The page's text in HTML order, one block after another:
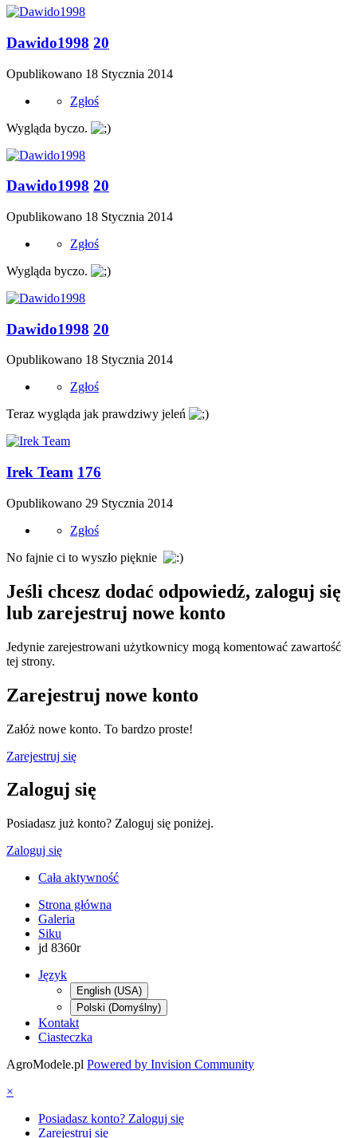
Dawido1998 20
Opublikowano 18 Stycznia 2014
Zgłoś
Wygląda byczo.
Dawido1998 20
Opublikowano 18 Stycznia 2014
Zgłoś
Wygląda byczo.
Dawido1998 20
Opublikowano 18 Stycznia 2014
Zgłoś
Teraz wygląda jak prawdziwy jeleń
Irek Team 176
Opublikowano 29 Stycznia 2014
Zgłoś
No fajnie ci to wyszło pięknie
Jeśli chcesz dodać odpowiedź, zaloguj się
lub zarejestruj nowe konto
Jedynie zarejestrowani użytkownicy mogą komentować zawartość
tej strony.
Zarejestruj nowe konto
Załóż nowe konto. To bardzo proste!
Zarejestruj się
Zaloguj się
Posiadasz już konto? Zaloguj się poniżej.
Zaloguj się
Cała aktywność
Strona główna
Galeria
Siku
jd 8360r
Język
English (USA)
Polski (Domyślny)
Kontakt
Ciasteczka
AgroModele.pl Powered by Invision Community
×
Posiadasz konto? Zaloguj się
Zarejestruj się